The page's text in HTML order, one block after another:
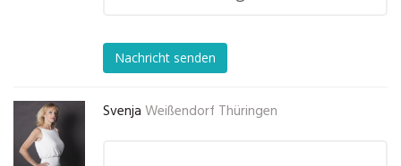
Nachricht senden
Svenja Weißendorf Thüringen